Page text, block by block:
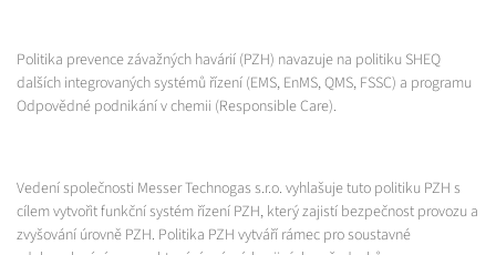
Politika prevence závažných havárií (PZH) navazuje na politiku SHEQ
dalších integrovaných systémů řízení (EMS, EnMS, QMS, FSSC) a programu
Odpovědné podnikání v chemii (Responsible Care).
Vedení společnosti Messer Technogas s.r.o. vyhlašuje tuto politiku PZH s
cílem vytvořit funkční systém řízení PZH, který zajistí bezpečnost provozu a
zvyšování úrovně PZH. Politika PZH vytváří rámec pro soustavné